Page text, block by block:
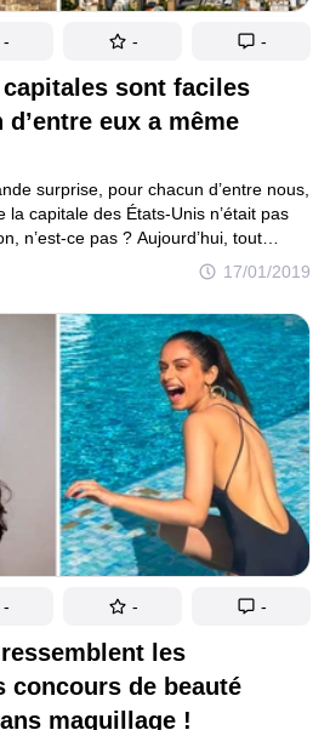
sont faciles
eux a même
17/01/2019
surprise, pour chacun d’entre nous,
la capitale des États-Unis n’était pas
n’est-ce pas ? Aujourd’hui, tout
de l’Australie est Canberra et non
est Ankara et non Istanbul.
dans le monde qui ont des capitales
à cause de leur renommée
- - -
les
concours de beauté
maquillage !
- - -